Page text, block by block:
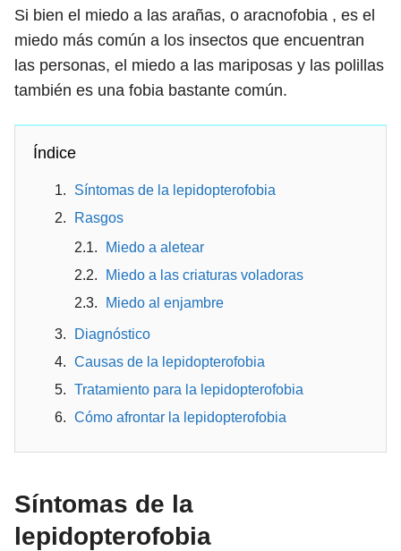
Si bien el miedo a las arañas, o aracnofobia , es el
miedo más común a los insectos que encuentran
las personas, el miedo a las mariposas y las polillas
también es una fobia bastante común.
Índice
Síntomas de la lepidopterofobia
Rasgos
Miedo a aletear
Miedo a las criaturas voladoras
Miedo al enjambre
Diagnóstico
Causas de la lepidopterofobia
Tratamiento para la lepidopterofobia
Cómo afrontar la lepidopterofobia
Síntomas de la
lepidopterofobia